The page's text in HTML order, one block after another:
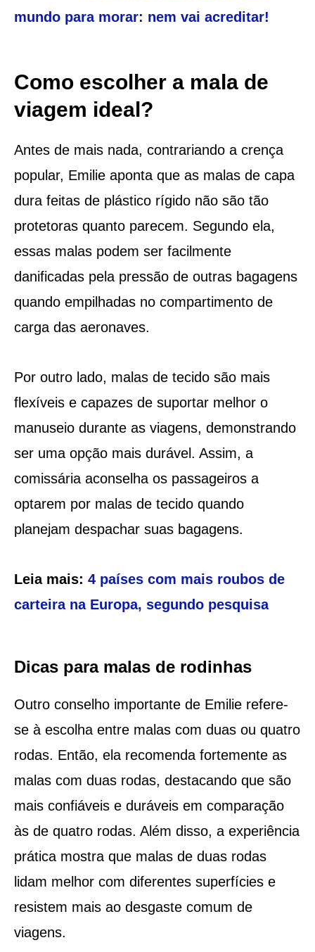
mundo para morar: nem vai acreditar!
Como escolher a mala de
viagem ideal?
Antes de mais nada, contrariando a crença
popular, Emilie aponta que as malas de capa
dura feitas de plástico rígido não são tão
protetoras quanto parecem. Segundo ela,
essas malas podem ser facilmente
danificadas pela pressão de outras bagagens
quando empilhadas no compartimento de
carga das aeronaves.
Por outro lado, malas de tecido são mais
flexíveis e capazes de suportar melhor o
manuseio durante as viagens, demonstrando
ser uma opção mais durável. Assim, a
comissária aconselha os passageiros a
optarem por malas de tecido quando
planejam despachar suas bagagens.
Leia mais: 4 países com mais roubos de
carteira na Europa, segundo pesquisa
Dicas para malas de rodinhas
Outro conselho importante de Emilie refere-
se à escolha entre malas com duas ou quatro
rodas. Então, ela recomenda fortemente as
malas com duas rodas, destacando que são
mais confiáveis e duráveis em comparação
às de quatro rodas. Além disso, a experiência
prática mostra que malas de duas rodas
lidam melhor com diferentes superfícies e
resistem mais ao desgaste comum de
viagens.